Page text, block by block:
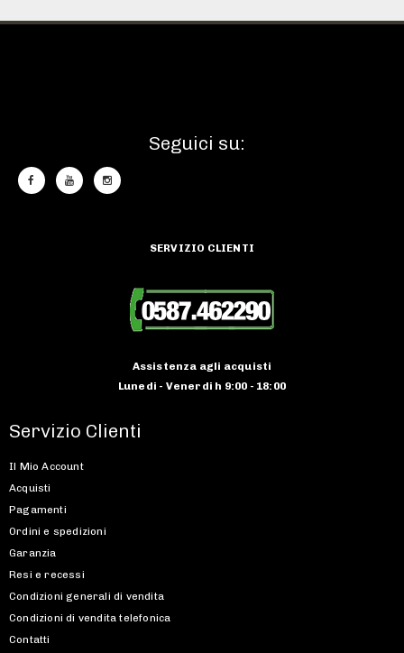
Seguici su:
SERVIZIO CLIENTI
Assistenza agli acquisti
Lunedi - Venerdi h 9:00 - 18:00
Servizio Clienti
Il Mio Account
Acquisti
Pagamenti
Ordini e spedizioni
Garanzia
Resi e recessi
Condizioni generali di vendita
Condizioni di vendita telefonica
Contatti